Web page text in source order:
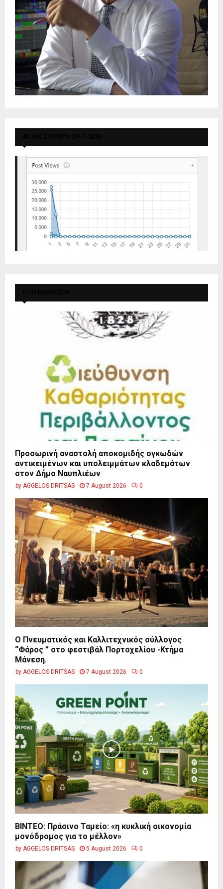
Προσωρινή αναστολή αποκομιδής ογκωδών
αντικειμένων και υπολειμμάτων κλαδεμάτων
στον Δήμο Ναυπλιέων
by AGGELOS DRITSAS 7 August 2026 0
Ο Πνευματικός και Καλλιτεχνικός σύλλογος
“Φάρος ” στο φεστιβάλ Πορτοχελίου -Κτήμα
Μάνεση.
by AGGELOS DRITSAS 7 August 2026 0
BINTEO: Πράσινο Ταμείο: «η κυκλική οικονομία
μονόδρομος για το μέλλον»
by AGGELOS DRITSAS 5 August 2026 0